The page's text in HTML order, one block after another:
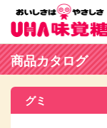
グミ
商品カタログ